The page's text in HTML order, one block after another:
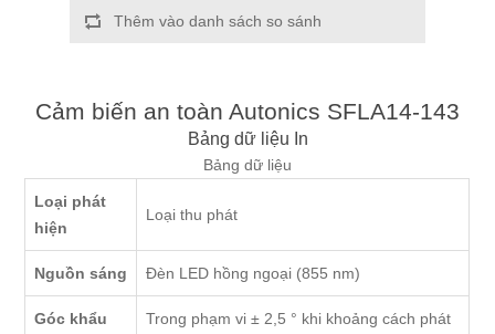
Thêm vào danh sách so sánh
Cảm biến an toàn Autonics SFLA14-143
Bảng dữ liệu In
Bảng dữ liệu
Loại phát
hiện
Loại thu phát
Nguồn sáng Đèn LED hồng ngoại (855 nm)
Góc khẩu
Trong phạm vi ± 2,5 ° khi khoảng cách phát